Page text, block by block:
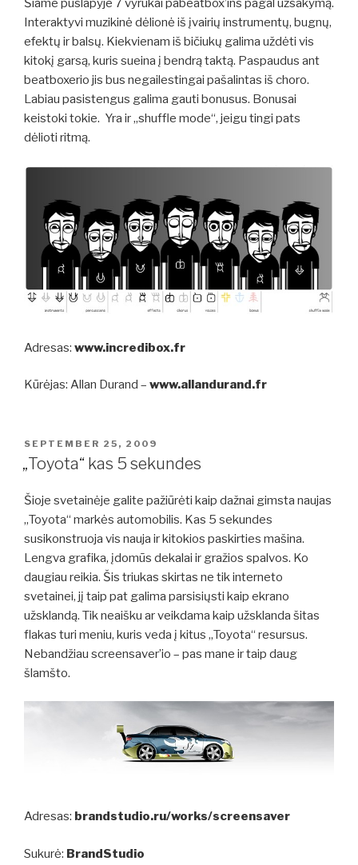
Šiame puslapyje 7 vyrukai pabeatbox’ins pagal užsakymą.
Interaktyvi muzikinė dėlionė iš įvairių instrumentų, bugnų,
efektų ir balsų. Kiekvienam iš bičiukų galima uždėti vis
kitokį garsą, kuris sueina į bendrą taktą. Paspaudus ant
beatboxerio jis bus negailestingai pašalintas iš choro.
Labiau pasistengus galima gauti bonusus. Bonusai
keistoki tokie. Yra ir „shuffle mode“, jeigu tingi pats
dėlioti ritmą.
Adresas: www.incredibox.fr
Kūrėjas: Allan Durand – www.allandurand.fr
POSTED
ON
SEPTEMBER 25, 2009
„Toyota“ kas 5 sekundes
Šioje svetainėje galite pažiūrėti kaip dažnai gimsta naujas
„Toyota“ markės automobilis. Kas 5 sekundes
susikonstruoja vis nauja ir kitokios paskirties mašina.
Lengva grafika, įdomūs dekalai ir gražios spalvos. Ko
daugiau reikia. Šis triukas skirtas ne tik interneto
svetainei, jį taip pat galima parsisiųsti kaip ekrano
užsklandą. Tik neaišku ar veikdama kaip užsklanda šitas
flakas turi meniu, kuris veda į kitus „Toyota“ resursus.
Nebandžiau screensaver’io – pas mane ir taip daug
šlamšto.
Adresas: brandstudio.ru/works/screensaver
Sukurė: BrandStudio